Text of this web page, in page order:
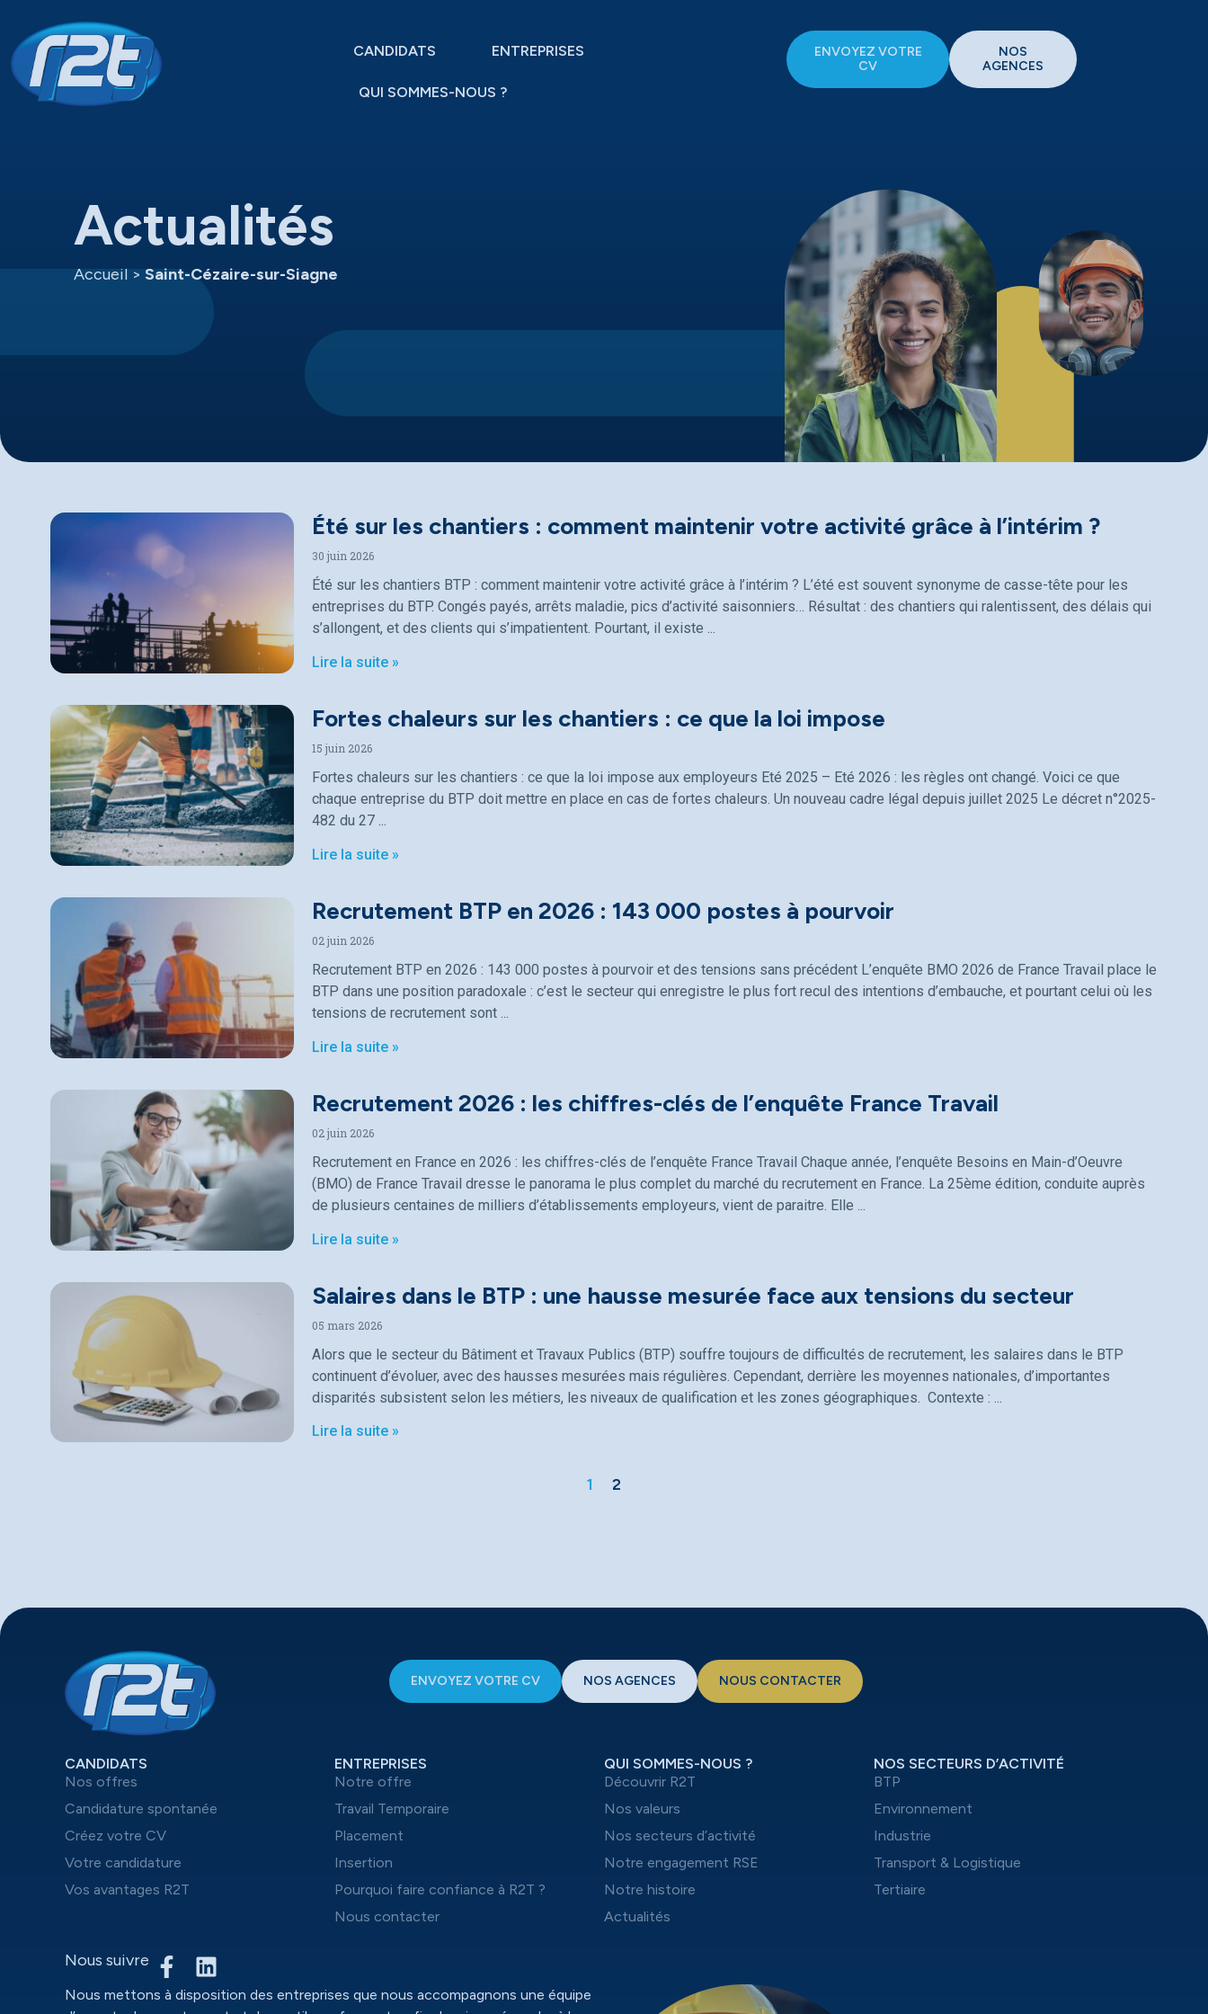
CANDIDATS ENTREPRISES
QUI SOMMES-NOUS ?
ENVOYEZ VOTRE
CV
NOS
AGENCES
Actualités
Accueil > Saint-Cézaire-sur-Siagne
Été sur les chantiers : comment maintenir votre activité grâce à l’intérim ?
30 juin 2026
Été sur les chantiers BTP : comment maintenir votre activité grâce à l’intérim ? L’été est souvent synonyme de casse-tête pour les
entreprises du BTP. Congés payés, arrêts maladie, pics d’activité saisonniers… Résultat : des chantiers qui ralentissent, des délais qui
s’allongent, et des clients qui s’impatientent. Pourtant, il existe
Lire la suite »
Fortes chaleurs sur les chantiers : ce que la loi impose
15 juin 2026
Fortes chaleurs sur les chantiers : ce que la loi impose aux employeurs Eté 2025 – Eté 2026 : les règles ont changé. Voici ce que
chaque entreprise du BTP doit mettre en place en cas de fortes chaleurs. Un nouveau cadre légal depuis juillet 2025 Le décret n°2025-
482 du 27
Lire la suite »
Recrutement BTP en 2026 : 143 000 postes à pourvoir
02 juin 2026
Recrutement BTP en 2026 : 143 000 postes à pourvoir et des tensions sans précédent L’enquête BMO 2026 de France Travail place le
BTP dans une position paradoxale : c’est le secteur qui enregistre le plus fort recul des intentions d’embauche, et pourtant celui où les
tensions de recrutement sont
Lire la suite »
Recrutement 2026 : les chiffres-clés de l’enquête France Travail
02 juin 2026
Recrutement en France en 2026 : les chiffres-clés de l’enquête France Travail Chaque année, l’enquête Besoins en Main-d’Oeuvre
(BMO) de France Travail dresse le panorama le plus complet du marché du recrutement en France. La 25ème édition, conduite auprès
de plusieurs centaines de milliers d’établissements employeurs, vient de paraitre. Elle
Lire la suite »
Salaires dans le BTP : une hausse mesurée face aux tensions du secteur
05 mars 2026
Alors que le secteur du Bâtiment et Travaux Publics (BTP) souffre toujours de difficultés de recrutement, les salaires dans le BTP
continuent d’évoluer, avec des hausses mesurées mais régulières. Cependant, derrière les moyennes nationales, d’importantes
disparités subsistent selon les métiers, les niveaux de qualification et les zones géographiques. Contexte :
Lire la suite »
1 2
ENVOYEZ VOTRE CV NOS AGENCES NOUS CONTACTER
CANDIDATS
Nos offres
Candidature spontanée
Créez votre CV
Votre candidature
Vos avantages R2T
ENTREPRISES
Notre offre
Travail Temporaire
Placement
Insertion
Pourquoi faire confiance à R2T ?
Nous contacter
QUI SOMMES-NOUS ?
Découvrir R2T
Nos valeurs
Nos secteurs d’activité
Notre engagement RSE
Notre histoire
Actualités
NOS SECTEURS D’ACTIVITÉ
BTP
Environnement
Industrie
Transport & Logistique
Tertiaire
Nous suivre
Nous mettons à disposition des entreprises que nous accompagnons une équipe